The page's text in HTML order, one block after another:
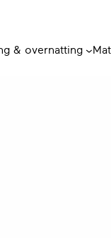
& overnatting